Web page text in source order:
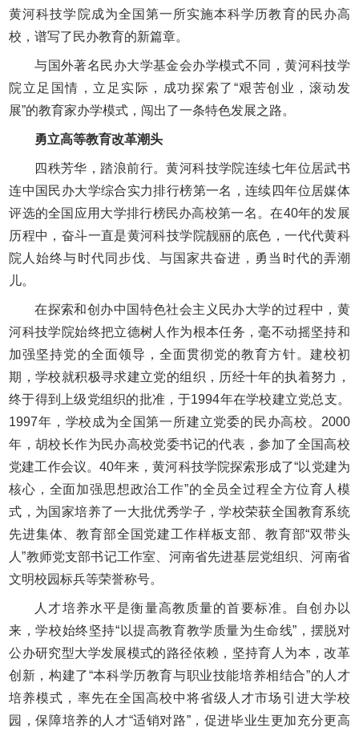
黄河科技学院成为全国第一所实施本科学历教育的民办高
校，谱写了民办教育的新篇章。
与国外著名民办大学基金会办学模式不同，黄河科技学
院立足国情，立足实际，成功探索了“艰苦创业，滚动发
展”的教育家办学模式，闯出了一条特色发展之路。
勇立高等教育改革潮头
四秩芳华，踏浪前行。黄河科技学院连续七年位居武书
连中国民办大学综合实力排行榜第一名，连续四年位居媒体
评选的全国应用大学排行榜民办高校第一名。在40年的发展
历程中，奋斗一直是黄河科技学院靓丽的底色，一代代黄科
院人始终与时代同步伐、与国家共奋进，勇当时代的弄潮
儿。
在探索和创办中国特色社会主义民办大学的过程中，黄
河科技学院始终把立德树人作为根本任务，毫不动摇坚持和
加强坚持党的全面领导，全面贯彻党的教育方针。建校初
期，学校就积极寻求建立党的组织，历经十年的执着努力，
终于得到上级党组织的批准，于1994年在学校建立党总支。
1997年，学校成为全国第一所建立党委的民办高校。2000
年，胡校长作为民办高校党委书记的代表，参加了全国高校
党建工作会议。40年来，黄河科技学院探索形成了“以党建为
核心，全面加强思想政治工作”的全员全过程全方位育人模
式，为国家培养了一大批优秀学子，学校荣获全国教育系统
先进集体、教育部全国党建工作样板支部、教育部“双带头
人”教师党支部书记工作室、河南省先进基层党组织、河南省
文明校园标兵等荣誉称号。
人才培养水平是衡量高教质量的首要标准。自创办以
来，学校始终坚持“以提高教育教学质量为生命线”，摆脱对
公办研究型大学发展模式的路径依赖，坚持育人为本，改革
创新，构建了“本科学历教育与职业技能培养相结合”的人才
培养模式，率先在全国高校中将省级人才市场引进大学校
园，保障培养的人才“适销对路”，促进毕业生更加充分更高